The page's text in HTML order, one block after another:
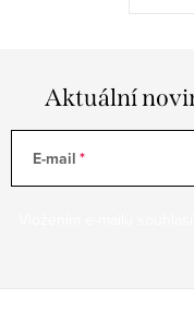
Aktuální
E-mail